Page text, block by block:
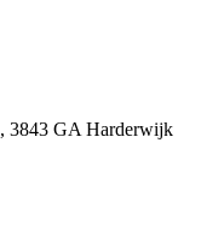
, 3843 GA Harderwijk